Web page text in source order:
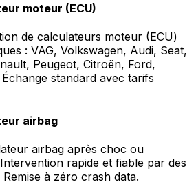
moteur (ECU)
de calculateurs moteur (ECU)
: VAG, Volkswagen, Audi, Seat,
Peugeot, Citroën, Ford,
standard avec tarifs
airbag
airbag après choc ou
rapide et fiable par des
à zéro crash data.